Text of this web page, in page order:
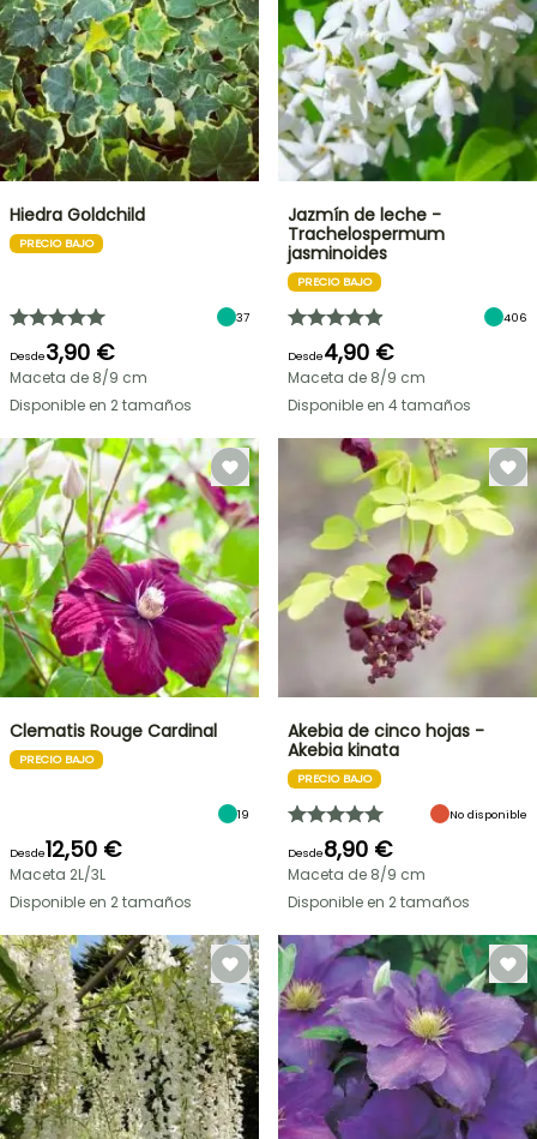
Hiedra Goldchild
PRECIO BAJO
37
Desde3,90 €
Maceta de 8/9 cm
Disponible en 2 tamaños
Jazmín de leche -
Trachelospermum
jasminoides
PRECIO BAJO
406
Desde4,90 €
Maceta de 8/9 cm
Disponible en 4 tamaños
Clematis Rouge Cardinal
PRECIO BAJO
19
Desde12,50 €
Maceta 2L/3L
Disponible en 2 tamaños
Akebia de cinco hojas -
Akebia kinata
PRECIO BAJO
No disponible
Desde8,90 €
Maceta de 8/9 cm
Disponible en 2 tamaños